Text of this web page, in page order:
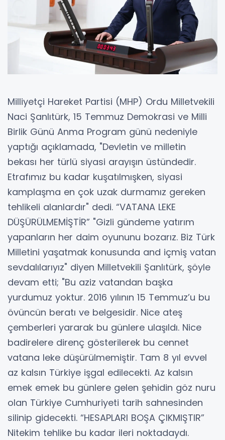
Milliyetçi Hareket Partisi (MHP) Ordu Milletvekili
Naci Şanlıtürk, 15 Temmuz Demokrasi ve Milli
Birlik Günü Anma Program günü nedeniyle
yaptığı açıklamada, "Devletin ve milletin
bekası her türlü siyasi arayışın üstündedir.
Etrafımız bu kadar kuşatılmışken, siyasi
kamplaşma en çok uzak durmamız gereken
tehlikeli alanlardır" dedi. “VATANA LEKE
DÜŞÜRÜLMEMİŞTİR” "Gizli gündeme yatırım
yapanların her daim oyununu bozarız. Biz Türk
Milletini yaşatmak konusunda and içmiş vatan
sevdalılarıyız" diyen Milletvekili Şanlıtürk, şöyle
devam etti; "Bu aziz vatandan başka
yurdumuz yoktur. 2016 yılının 15 Temmuz’u bu
övüncün beratı ve belgesidir. Nice ateş
çemberleri yararak bu günlere ulaşıldı. Nice
badirelere direnç gösterilerek bu cennet
vatana leke düşürülmemiştir. Tam 8 yıl evvel
az kalsın Türkiye işgal edilecekti. Az kalsın
emek emek bu günlere gelen şehidin göz nuru
olan Türkiye Cumhuriyeti tarih sahnesinden
silinip gidecekti. “HESAPLARI BOŞA ÇIKMIŞTIR”
Nitekim tehlike bu kadar ileri noktadaydı.